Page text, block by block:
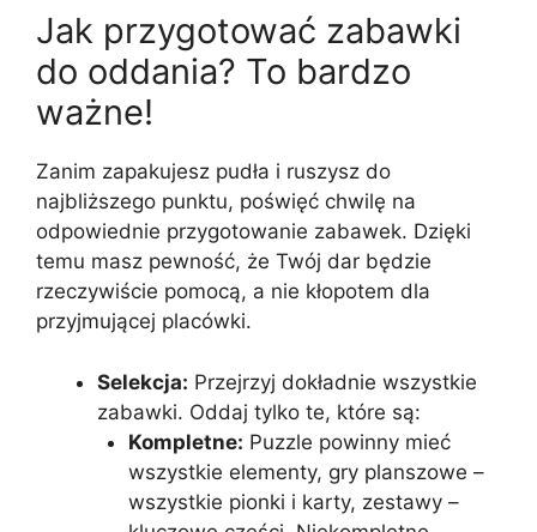
Jak przygotować zabawki
do oddania? To bardzo
ważne!
Zanim zapakujesz pudła i ruszysz do
najbliższego punktu, poświęć chwilę na
odpowiednie przygotowanie zabawek. Dzięki
temu masz pewność, że Twój dar będzie
rzeczywiście pomocą, a nie kłopotem dla
przyjmującej placówki.
Selekcja: Przejrzyj dokładnie wszystkie
zabawki. Oddaj tylko te, które są:
Kompletne: Puzzle powinny mieć
wszystkie elementy, gry planszowe –
wszystkie pionki i karty, zestawy –